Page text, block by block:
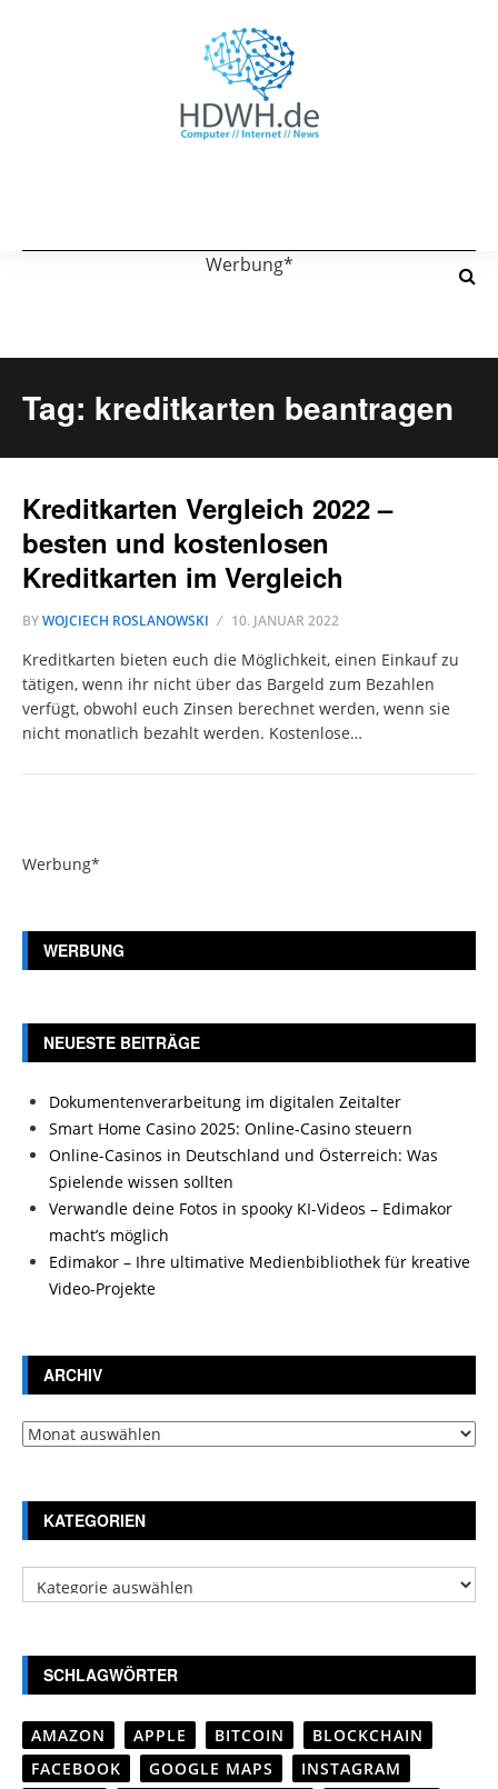
Werbung*
Tag: kreditkarten beantragen
Kreditkarten Vergleich 2022 –
besten und kostenlosen
Kreditkarten im Vergleich
BYWOJCIECH ROSLANOWSKI 10. JANUAR 2022
Kreditkarten bieten euch die Möglichkeit, einen Einkauf zu
tätigen, wenn ihr nicht über das Bargeld zum Bezahlen
verfügt, obwohl euch Zinsen berechnet werden, wenn sie
nicht monatlich bezahlt werden. Kostenlose…
Werbung*
WERBUNG
NEUESTE BEITRÄGE
Dokumentenverarbeitung im digitalen Zeitalter
Smart Home Casino 2025: Online-Casino steuern
Online-Casinos in Deutschland und Österreich: Was
Spielende wissen sollten
Verwandle deine Fotos in spooky KI-Videos – Edimakor
macht’s möglich
Edimakor – Ihre ultimative Medienbibliothek für kreative
Video-Projekte
ARCHIV
Archiv
KATEGORIEN
Kategorien
SCHLAGWÖRTER
AMAZON APPLE BITCOIN
BLOCKCHAIN
FACEBOOK
GOOGLE MAPS
INSTAGRAM